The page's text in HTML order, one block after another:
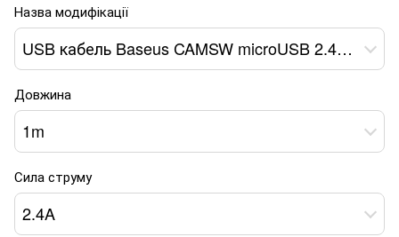
Назва модифікації
USB кабель Baseus CAMSW microUSB 2.4A 1m white
Довжина
1m
Сила струму
2.4A